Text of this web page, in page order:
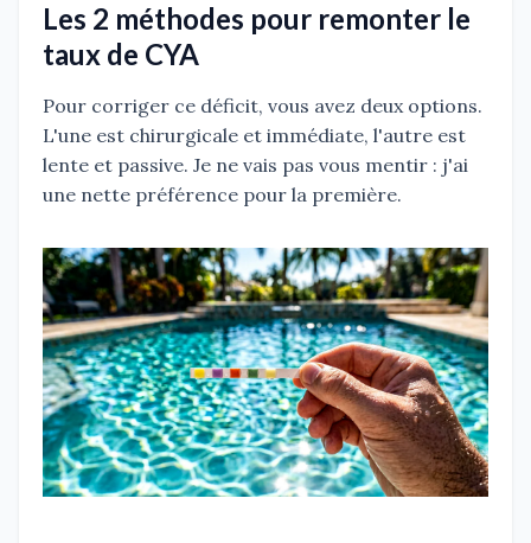
Les 2 méthodes pour remonter le
taux de CYA
Pour corriger ce déficit, vous avez deux options.
L'une est chirurgicale et immédiate, l'autre est
lente et passive. Je ne vais pas vous mentir : j'ai
une nette préférence pour la première.